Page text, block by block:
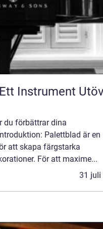
Instrument
du förbättrar dina
Palettblad är en
att skapa färgstarka
För att maxime...
31 juli